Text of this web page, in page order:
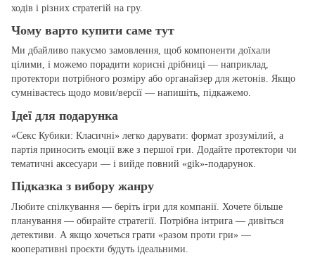
ходів і різних стратегій на гру.
Чому варто купити саме тут
Ми дбайливо пакуємо замовлення, щоб компоненти доїхали
цілими, і можемо порадити корисні дрібниці — наприклад,
протектори потрібного розміру або органайзер для жетонів. Якщо
сумніваєтесь щодо мови/версії — напишіть, підкажемо.
Ідеї для подарунка
«Секс Кубики: Класичні» легко дарувати: формат зрозумілий, а
партія приносить емоції вже з першої гри. Додайте протектори чи
тематичні аксесуари — і вийде повний «gіk»‑подарунок.
Підказка з вибору жанру
Любите спілкування — беріть ігри для компанії. Хочете більше
планування — обирайте стратегії. Потрібна інтрига — дивіться
детективи. А якщо хочеться грати «разом проти гри» —
кооперативні проєкти будуть ідеальними.